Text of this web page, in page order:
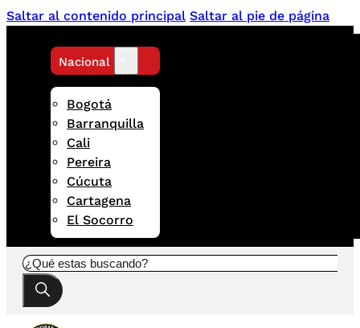
Saltar al contenido principal Saltar al pie de página
Nacional
Bogotá
Barranquilla
Cali
Pereira
Cúcuta
Cartagena
El Socorro
Buscar